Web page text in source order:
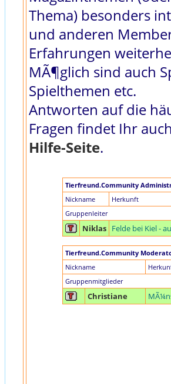
Thema) besonders
und anderen
Erfahrungen
MÃ¶glich sind auch
Spielthemen etc.
Antworten auf die
Fragen findet Ihr
Hilfe-Seite.
Tierfreund.Community
Nickname
Herkunft
Gruppenleiter
Niklas Felde bei Kiel -
Tierfreund.Community
Nickname
Gruppenmitglieder
Christiane